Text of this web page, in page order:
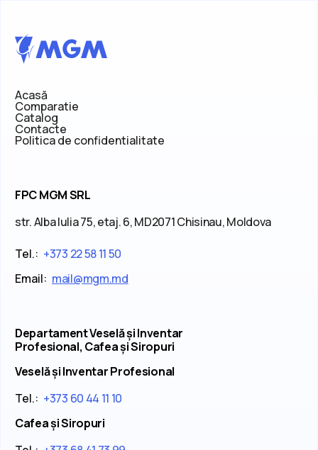
Acasă
Comparatie
Catalog
Contacte
Politica de confidentialitate
FPC MGM SRL
str. Alba Iulia 75, etaj. 6, MD2071 Chisinau, Moldova
Tel.: +373 22 58 11 50
Email: mail@mgm.md
Departament Veselă și Inventar
Profesional, Cafea și Siropuri
Veselă și Inventar Profesional
Tel.: +373 60 44 11 10
Cafea și Siropuri